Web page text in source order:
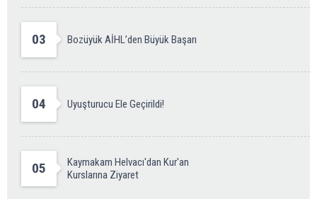
03 Bozüyük AİHL’den Büyük Başarı
04 Uyuşturucu Ele Geçirildi!
05
Kaymakam Helvacı'dan Kur'an
Kurslarına Ziyaret